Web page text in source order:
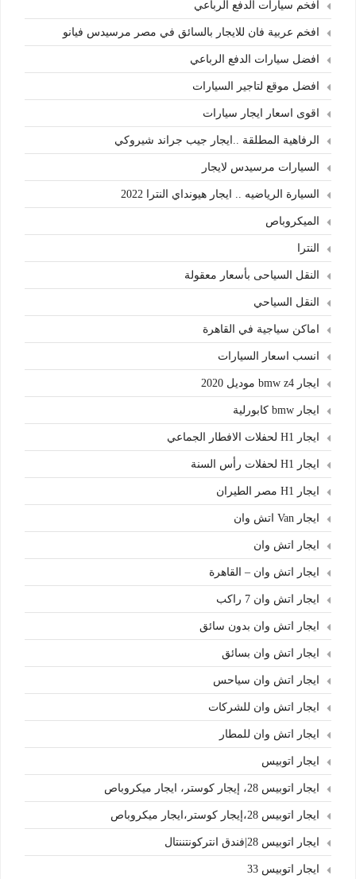
افخم سيارات الدفع الرباعي
افخم عربية فان للايجار بالسائق في مصر مرسيدس فيانو
افضل سيارات الدفع الرباعي
افضل موقع لتاجير السيارات
اقوى اسعار ايجار سيارات
الرفاهية المطلقة ..ايجار جيب جراند شيروكي
السيارات مرسيدس لايجار
السيارة الرياضيه .. ايجار هيونداي النترا 2022
الميكروباص
النترا
النقل السياحى بأسعار معقولة
النقل السياحي
اماكن سياجية في القاهرة
انسب اسعار السيارات
ايجار bmw z4 موديل 2020
ايجار bmw كابورلية
ايجار H1 لحفلات الافطار الجماعي
ايجار H1 لحفلات رأس السنة
ايجار H1 مصر الطيران
ايجار Van اتش وان
ايجار اتش وان
ايجار اتش وان – القاهرة
ايجار اتش وان 7 راكب
ايجار اتش وان بدون سائق
ايجار اتش وان بسائق
ايجار اتش وان سياحس
ايجار اتش وان للشركات
ايجار اتش وان للمطار
ايجار اتوبيس
ايجار اتوبيس 28، إيجار كوستر، ايجار ميكروباص
ايجار اتوبيس 28،إيجار كوستر،ايجار ميكروباص
ايجار اتوبيس 28|فندق انتركونتننتال
ايجار اتوبيس 33